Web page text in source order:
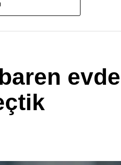
kuvveti azalsa da yumuşak conta,